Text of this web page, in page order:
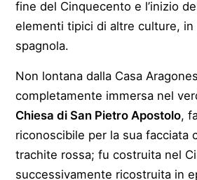
fine del Cinquecento e l’inizio
elementi tipici di altre culture, in
spagnola.
Non lontana dalla Casa
completamente immersa nel
Chiesa di San Pietro Apostolo,
riconoscibile per la sua facciata
trachite rossa; fu costruita nel
successivamente ricostruita in